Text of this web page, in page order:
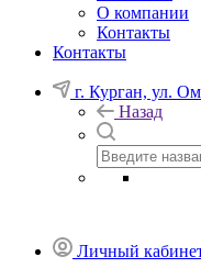
О компании
Контакты
Контакты
г. Курган, ул.
Назад
Личный